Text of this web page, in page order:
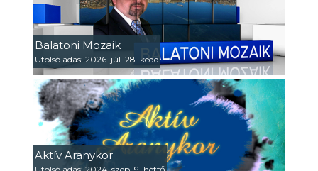
Balatoni Mozaik
Utolsó adás: 2026. júl. 28. kedd
Aktív Aranykor